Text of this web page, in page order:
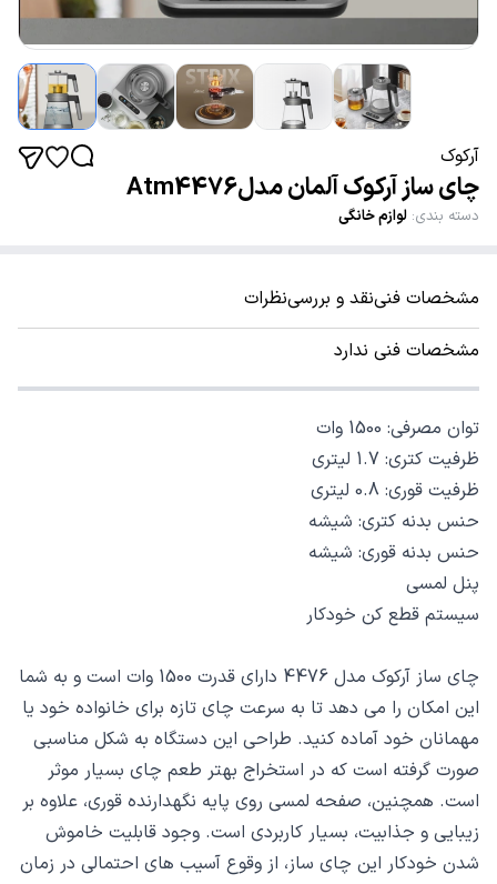
آرکوک
چای ساز آرکوک آلمان مدلAtm4476
دسته بندی: لوازم خانگی
مشخصات فنینقد و بررسینظرات
مشخصات فنی ندارد
توان مصرفی: 1500 وات
ظرفیت کتری: 1.7 لیتری
ظرفیت قوری: 0.8 لیتری
حنس بدنه کتری: شیشه
حنس بدنه قوری: شیشه
پنل لمسی
سیستم قطع کن خودکار
چای ساز آرکوک مدل 4476 دارای قدرت 1500 وات است و به شما
این امکان را می دهد تا به سرعت چای تازه برای خانواده خود یا
مهمانان خود آماده کنید. طراحی این دستگاه به شکل مناسبی
صورت گرفته است که در استخراج بهتر طعم چای بسیار موثر
است. همچنین، صفحه لمسی روی پایه نگهدارنده قوری، علاوه بر
زیبایی و جذابیت، بسیار کاربردی است. وجود قابلیت خاموش
شدن خودکار این چای ساز، از وقوع آسیب های احتمالی در زمان